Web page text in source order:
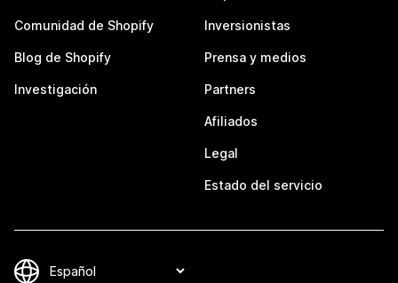
Comunidad de Shopify
Blog de Shopify
Investigación
Inversionistas
Prensa y medios
Partners
Afiliados
Legal
Estado del servicio